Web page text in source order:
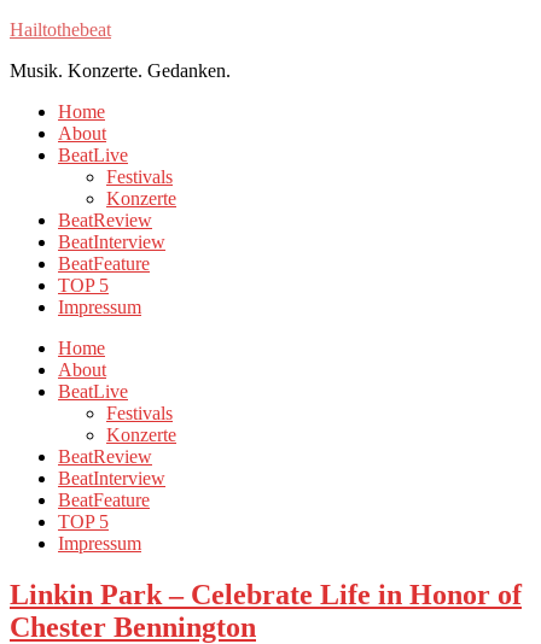
Hailtothebeat
Musik. Konzerte. Gedanken.
Home
About
BeatLive
Festivals
Konzerte
BeatReview
BeatInterview
BeatFeature
TOP 5
Impressum
Home
About
BeatLive
Festivals
Konzerte
BeatReview
BeatInterview
BeatFeature
TOP 5
Impressum
Linkin Park – Celebrate Life in Honor of
Chester Bennington